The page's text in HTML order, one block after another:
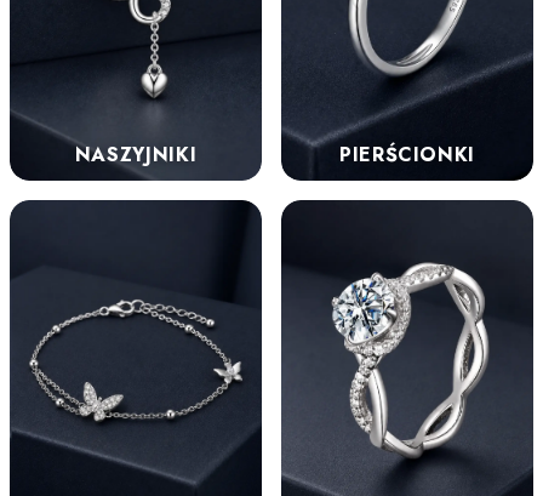
NASZYJNIKI PIERŚCIONKI